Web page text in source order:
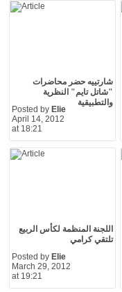
شارتييه حضر محاضرات
"شاتل تايم" النظرية
والتطبيقية
Posted by Elie
April 14, 2012
at 18:21
اللجنة المنظمة لكأس الربيع
تلتقي كرامي
Posted by Elie
March 29, 2012
at 19:21